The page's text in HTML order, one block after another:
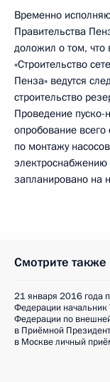
Временно
Правительства
доложил о том, что
«Строительство
Пенза» ведутся
строительство
Проведение пуско-
опробование
по монтажу
электроснабжению
запланировано на
Смотрите также
21 января 2016 года
Федерации начальник
Федерации по
в Приёмной
в Москве личный